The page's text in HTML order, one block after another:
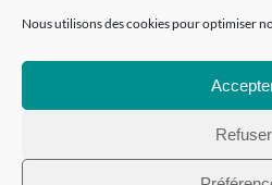
Nous utilisons des cookies pour optimiser
Refuser
Tous droits réservés 2021 -